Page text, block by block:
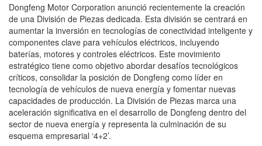
Dongfeng Motor Corporation anunció recientemente la creación
de una División de Piezas dedicada. Esta división se centrará en
aumentar la inversión en tecnologías de conectividad inteligente y
componentes clave para vehículos eléctricos, incluyendo
baterías, motores y controles eléctricos. Este movimiento
estratégico tiene como objetivo abordar desafíos tecnológicos
críticos, consolidar la posición de Dongfeng como líder en
tecnología de vehículos de nueva energía y fomentar nuevas
capacidades de producción. La División de Piezas marca una
aceleración significativa en el desarrollo de Dongfeng dentro del
sector de nueva energía y representa la culminación de su
esquema empresarial ‘4+2’.